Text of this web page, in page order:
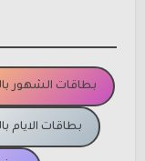
بطاقات الشهور
بطاقات الايام